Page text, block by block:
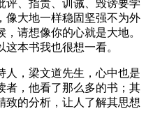
评、指责、训诫、毁谤要学
像大地一样稳固坚强不为外
请想像你的心就是大地。
本书我也很想一看。
，梁文道先生，心中也是
者，他看了那么多的书；其
致的分析，让人了解其思想